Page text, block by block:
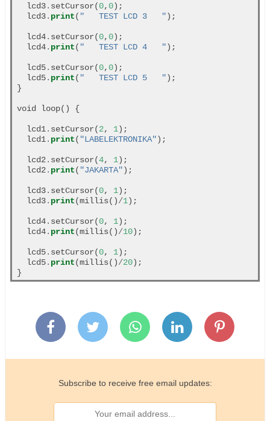
  lcd3
. setCursor(0,0);
  lcd3
. print( "   TEST LCD 3   ");
  lcd4
. setCursor(0,0);
  lcd4
. print( "   TEST LCD 4   ");
  lcd5
. setCursor(0,0);
  lcd5
. print( "   TEST LCD 5   ");
}
void loop() {
  lcd1
. setCursor(2, 1);
  lcd1
. print( "LABELEKTRONIKA");
  lcd2
. setCursor(4, 1);
  lcd2
. print( "JAKARTA");
  lcd3
. setCursor(0, 1);
  lcd3
. print(millis()/1);
  lcd4
. setCursor(0, 1);
  lcd4
. print(millis()/10);
  lcd5
. setCursor(0, 1);
  lcd5
. print(millis()/20);
Subscribe to receive free email updates: